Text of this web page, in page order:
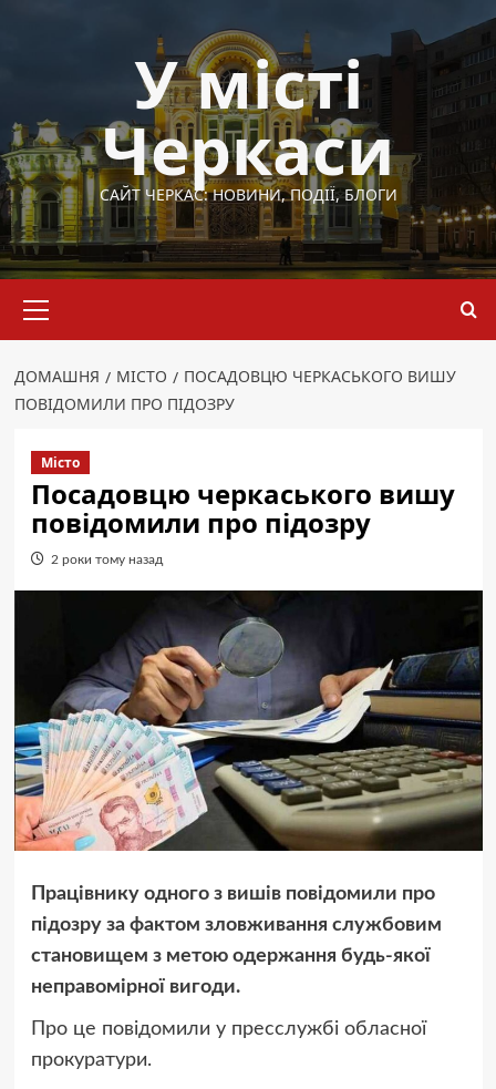
У місті
Черкаси
САЙТ ЧЕРКАС: НОВИНИ, ПОДІЇ, БЛОГИ
меню
ДОМАШНЯ МІСТО
ПОСАДОВЦЮ ЧЕРКАСЬКОГО ВИШУ
ПОВІДОМИЛИ ПРО ПІДОЗРУ
Місто
Посадовцю черкаського вишу
повідомили про підозру
2 роки тому назад
Працівнику одного з вишів повідомили про
підозру за фактом зловживання службовим
становищем з метою одержання будь-якої
неправомірної вигоди.
Про це повідомили у пресслужбі обласної
прокуратури.